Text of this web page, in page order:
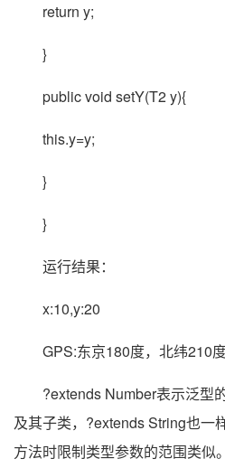
return y;
}
public void setY(T2 y){
this.y=y;
}
}
运行结果：
x:10,y:20
GPS:东京180度，北纬210
?extends Number表示泛型
及其子类，?extends String也一
方法时限制类型参数的范围类似。